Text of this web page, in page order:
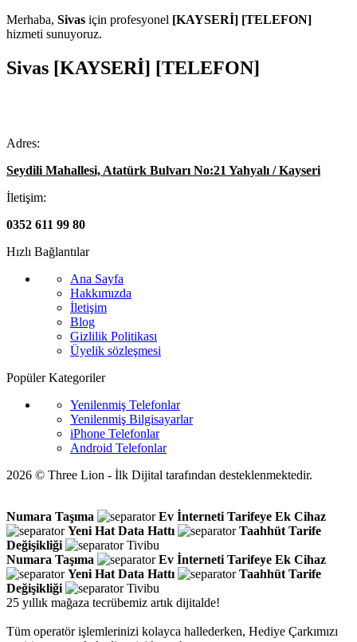
Merhaba, Sivas için profesyonel [KAYSERİ] [TELEFON]
hizmeti sunuyoruz.
Sivas [KAYSERİ] [TELEFON]
Adres:
Seydili Mahallesi, Atatürk Bulvarı No:21 Yahyalı / Kayseri
İletişim:
0352 611 99 80
Hızlı Bağlantılar
Ana Sayfa
Hakkımızda
İletişim
Blog
Gizlilik Politikası
Üyelik sözleşmesi
Popüler Kategoriler
Yenilenmiş Telefonlar
Yenilenmiş Bilgisayarlar
iPhone Telefonlar
Android Telefonlar
2026 © Three Lion - İlk Dijital tarafından desteklenmektedir.
Numara Taşıma Ev İnterneti Tarifeye Ek Cihaz
Yeni Hat Data Hattı Taahhüt Tarife
Değişikliği
Tivibu
Numara Taşıma
Ev İnterneti Tarifeye Ek Cihaz
Yeni Hat Data Hattı Taahhüt Tarife
Değişikliği
Tivibu
25 yıllık mağaza tecrübemiz artık dijitalde!
Tüm operatör işlemlerinizi kolayca hallederken, Hediye Çarkımızı